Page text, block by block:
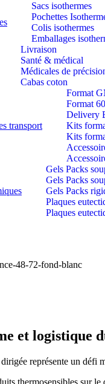
Sacs isothermes
Pochettes
Colis isothermes
Emballages
Livraison
Santé & médical
Médicales de
Cabas coton
transport
Format
Format
Delivery
Kits
Kits
Gels Packs
Gels Packs
Gels Packs
Plaques
Plaques
et logistique
représente un défi
thermosensibles sur